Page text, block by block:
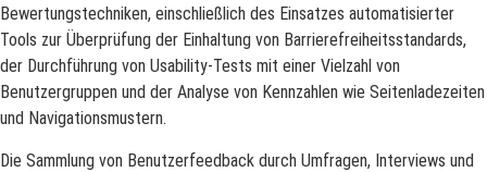
Bewertungstechniken, einschließlich des Einsatzes automatisierter
Tools zur Überprüfung der Einhaltung von Barrierefreiheitsstandards,
der Durchführung von Usability-Tests mit einer Vielzahl von
Benutzergruppen und der Analyse von Kennzahlen wie Seitenladezeiten
und Navigationsmustern.
Die Sammlung von Benutzerfeedback durch Umfragen, Interviews und